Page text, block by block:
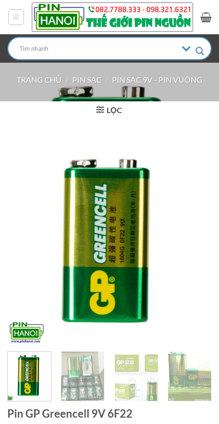
dung
TRANG CHỦ / PIN SẠC / PIN SẠC 9V - PIN VUÔNG
LỌC
Pin GP Greencell 9V 6F22